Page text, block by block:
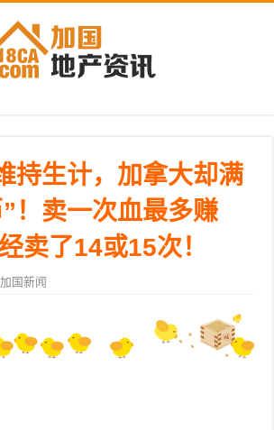
持生计，加拿大却满
！卖一次血最多赚
卖了14或15次！
加国新闻